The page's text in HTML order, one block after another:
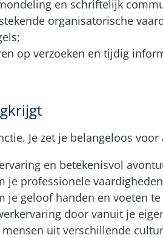
en schriftelijk
organisatorische
op verzoeken en tijdig
Je zet je belangeloos
en betekenisvol
je professionele
je geloof handen en voeten te
door vanuit je
uit verschillende